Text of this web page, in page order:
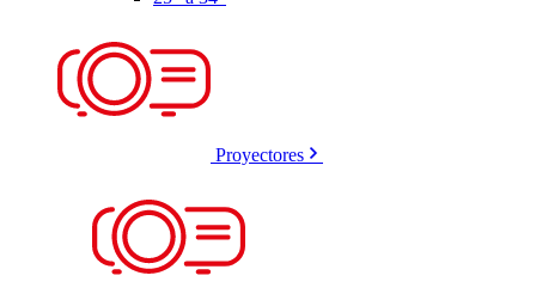
Proyectores